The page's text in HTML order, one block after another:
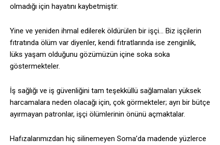
olmadığı için hayatını kaybetmiştir.
Yine ve yeniden ihmal edilerek öldürülen bir işçi… Biz işçilerin
fıtratında ölüm var diyenler, kendi fıtratlarında ise zenginlik,
lüks yaşam olduğunu gözümüzün içine soka soka
göstermekteler.
İş sağlığı ve iş güvenliğini tam teşekküllü sağlamaları yüksek
harcamalara neden olacağı için, çok görmekteler; ayrı bir bütçe
ayırmayan patronlar, işçi ölümlerinin önünü açmaktalar.
Hafızalarımızdan hiç silinemeyen Soma’da madende yüzlerce